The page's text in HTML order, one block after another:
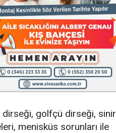
dirseği, golfçü dirseği, sinir
menisküs sorunları ile